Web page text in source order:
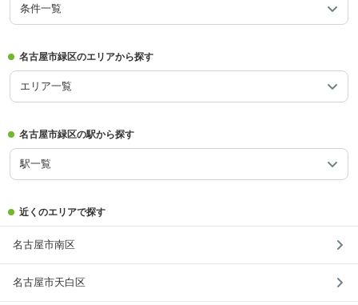
条件一覧
名古屋市緑区のエリアから探す
エリア一覧
名古屋市緑区の駅から探す
駅一覧
近くのエリアで探す
名古屋市南区
名古屋市天白区